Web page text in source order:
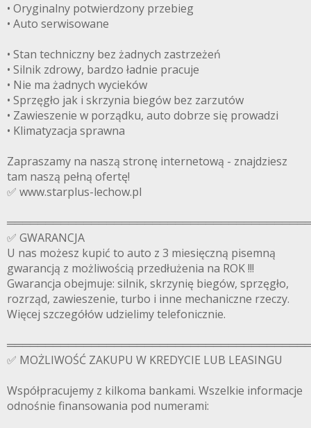
• Oryginalny potwierdzony przebieg
• Auto serwisowane
• Stan techniczny bez żadnych zastrzeżeń
• Silnik zdrowy, bardzo ładnie pracuje
• Nie ma żadnych wycieków
• Sprzęgło jak i skrzynia biegów bez zarzutów
• Zawieszenie w porządku, auto dobrze się prowadzi
• Klimatyzacja sprawna
Zapraszamy na naszą stronę internetową - znajdziesz
tam naszą pełną ofertę!
✅ www.starplus-lechow.pl
✅ GWARANCJA
U nas możesz kupić to auto z 3 miesięczną pisemną
gwarancją z możliwością przedłużenia na ROK !!!
Gwarancja obejmuje: silnik, skrzynię biegów, sprzęgło,
rozrząd, zawieszenie, turbo i inne mechaniczne rzeczy.
Więcej szczegółów udzielimy telefonicznie.
✅ MOŻLIWOŚĆ ZAKUPU W KREDYCIE LUB LEASINGU
Współpracujemy z kilkoma bankami. Wszelkie informacje
odnośnie finansowania pod numerami: